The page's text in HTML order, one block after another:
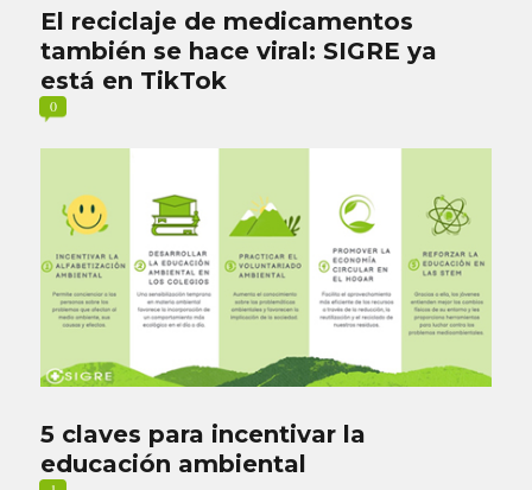
El reciclaje de medicamentos
también se hace viral: SIGRE ya
está en TikTok
0
5 claves para incentivar la
educación ambiental